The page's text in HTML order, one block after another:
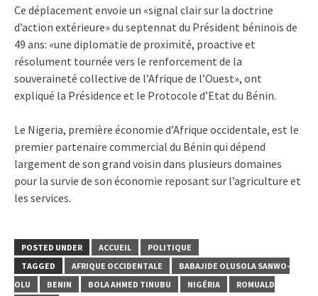
Ce déplacement envoie un «signal clair sur la doctrine
d’action extérieure» du septennat du Président béninois de
49 ans: «une diplomatie de proximité, proactive et
résolument tournée vers le renforcement de la
souveraineté collective de l’Afrique de l’Ouest», ont
expliqué la Présidence et le Protocole d’Etat du Bénin.
Le Nigeria, première économie d’Afrique occidentale, est le
premier partenaire commercial du Bénin qui dépend
largement de son grand voisin dans plusieurs domaines
pour la survie de son économie reposant sur l’agriculture et
les services.
POSTED UNDER ACCUEIL
POLITIQUE
TAGGED
AFRIQUE OCCIDENTALE
BABAJIDE OLUSOLA SANWO-
OLU
BENIN BOLA AHMED TINUBU NIGÉRIA
ROMUALD